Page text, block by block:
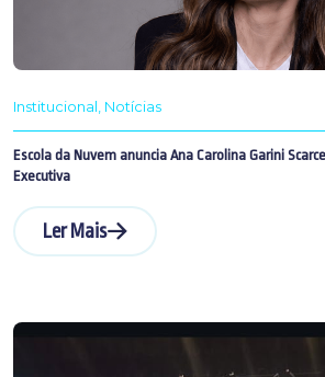
Institucional Notícias
Escola da Nuvem anuncia Ana Carolina Garini
Executiva
Ler Mais